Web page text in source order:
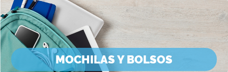
MOCHILAS Y BOLSOS